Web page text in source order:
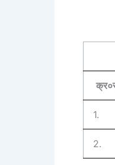
1.
2.